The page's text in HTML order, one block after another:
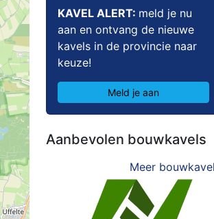
KAVEL ALERT: meld je nu
aan en ontvang de nieuwe
kavels in de provincie naar
keuze!
Meld je aan
Aanbevolen bouwkavels
Meer